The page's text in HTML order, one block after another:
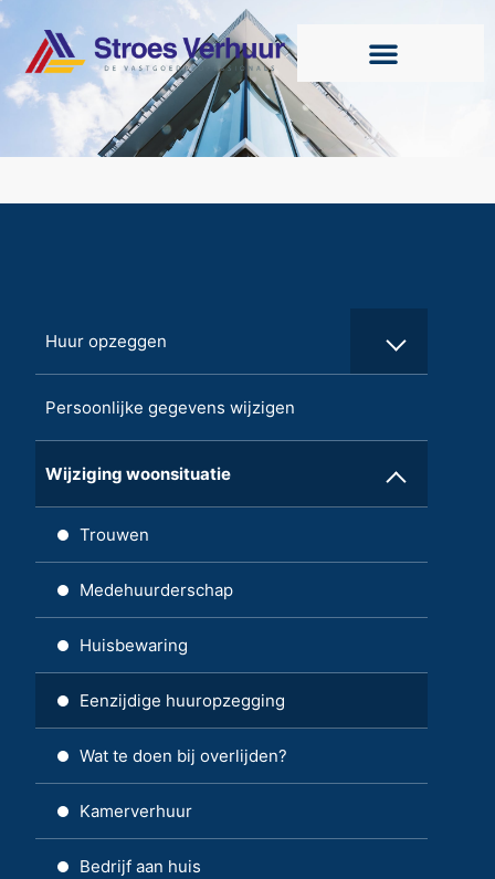
Huur opzeggen
Persoonlijke gegevens wijzigen
Wijziging woonsituatie
Trouwen
Medehuurderschap
Huisbewaring
Eenzijdige huuropzegging
Wat te doen bij overlijden?
Kamerverhuur
Bedrijf aan huis